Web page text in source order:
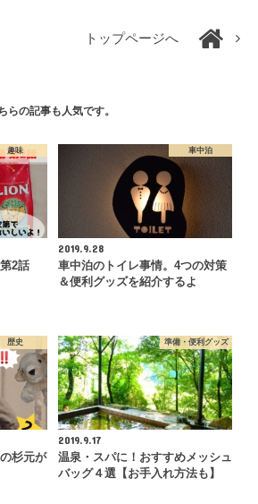
トップページへ
らの記事も人気です。
趣味
第2話
車中泊
2019.9.28
車中泊のトイレ事情。4つの対策
＆便利グッズを紹介するよ
歴史
杉元が
準備・便利グッズ
2019.9.17
温泉・スパに！おすすめメッシュ
バッグ４選【お手入れ方法も】